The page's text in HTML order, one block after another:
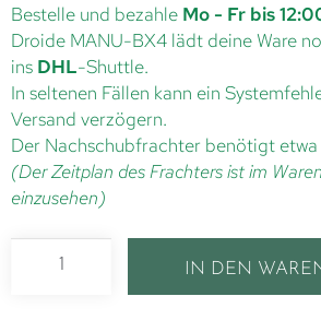
Bestelle und bezahle Mo - Fr bis
Droide MANU-BX4 lädt deine Ware
ins DHL-Shuttle.
In seltenen Fällen kann ein
Versand verzögern.
Der Nachschubfrachter benötigt etwa
(Der Zeitplan des Frachters ist im
einzusehen)
IN DEN